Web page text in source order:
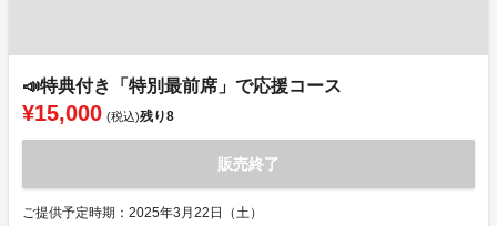
📣特典付き「特別最前席」で応援コース
¥15,000 (税込)残り8
販売終了
ご提供予定時期：2025年3月22日（土）